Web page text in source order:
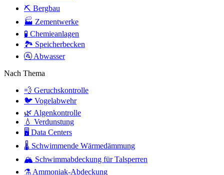
⛏️ Bergbau
🏭 Zementwerke
🧪 Chemieanlagen
🏞️ Speicherbecken
🚰 Abwasser
Nach Thema
💨 Geruchskontrolle
🐦 Vogelabwehr
🌿 Algenkontrolle
💧 Verdunstung
🖥️ Data Centers
🌡️ Schwimmende Wärmedämmung
🏔️ Schwimmabdeckung für Talsperren
⚗️ Ammoniak-Abdeckung